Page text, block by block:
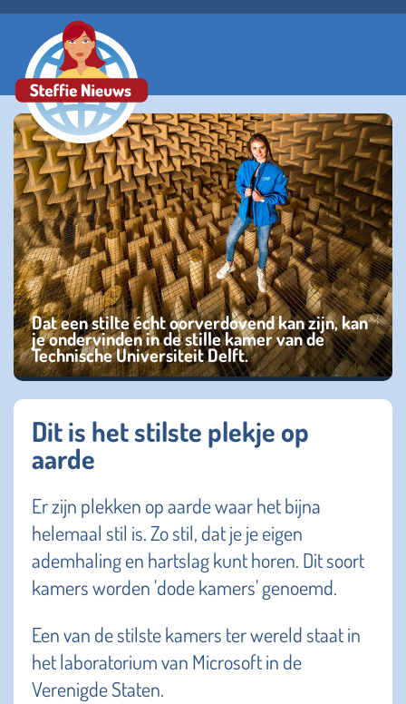
Dat een stilte écht oorverdovend kan zijn, kan
je ondervinden in de stille kamer van de
Technische Universiteit Delft.
Dit is het stilste plekje op
aarde
Er zijn plekken op aarde waar het bijna
helemaal stil is. Zo stil, dat je je eigen
ademhaling en hartslag kunt horen. Dit soort
kamers worden 'dode kamers' genoemd.
Een van de stilste kamers ter wereld staat in
het laboratorium van Microsoft in de
Verenigde Staten.